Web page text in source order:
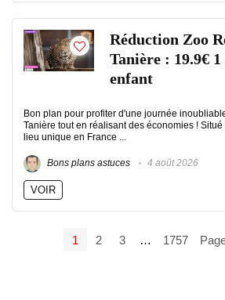
Réduction Zoo
Tanière : 19.9€ 1
enfant
Bon plan pour profiter d'une journée
Tanière tout en réalisant des économies !
lieu unique en France ...
Bons plans astuces 4 août 2026
VOIR
1 2 3 … 1757